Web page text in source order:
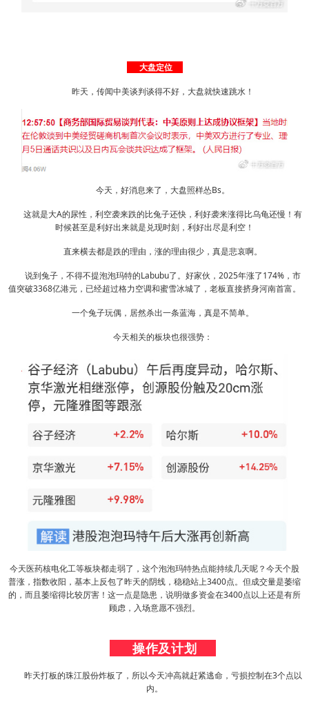
大盘定位
昨天，传闻中美谈判谈得不好，大盘就快速跳水！
今天，好消息来了，大盘照样怂Bs。
这就是大A的尿性，利空袭来跌的比兔子还快，利好袭来涨得比乌龟还慢！有
时候甚至是利好出来就是兑现时刻，利好出尽是利空！
直来横去都是跌的理由，涨的理由很少，真是悲哀啊。
说到兔子，不得不提泡泡玛特的Labubu了。好家伙，2025年涨了174%，市
值突破3368亿港元，已经超过格力空调和蜜雪冰城了，老板直接挤身河南首富。
一个兔子玩偶，居然杀出一条蓝海，真是不简单。
今天相关的板块也很强势：
今天医药核电化工等板块都走弱了，这个泡泡玛特热点能持续几天呢？今天个股
普涨，指数收阳，基本上反包了昨天的阴线，稳稳站上3400点。但成交量是萎缩
的，而且萎缩得比较厉害！这一点是隐患，说明做多资金在3400点以上还是有所
顾虑，入场意愿不强烈。
操作及计划
昨天打板的珠江股份炸板了，所以今天冲高就赶紧逃命，亏损控制在3个点以
内。